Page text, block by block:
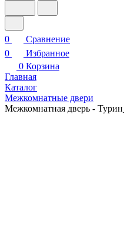
0
Сравнение
0
Избранное
0 Корзина
Главная
Каталог
Межкомнатные двери
Межкомнатная дверь -